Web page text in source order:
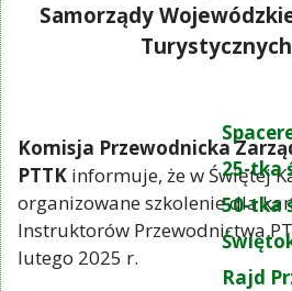
25-tka
50-tka
Rajd
Samorządy
Komisja Przewodnicka
PTTK informuje, że w Świętej
organizowane szkolenie dla
Instruktorów Przewodnictwa
lutego 2025 r.